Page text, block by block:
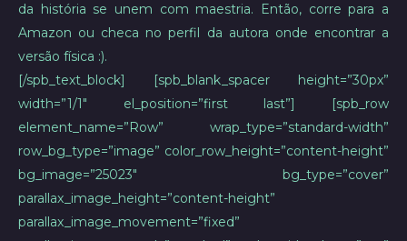
da história se unem com maestria. Então, corre para a
Amazon ou checa no perfil da autora onde encontrar a
versão física :).
[/spb_text_block] [spb_blank_spacer height=”30px”
width=”1/1″ el_position=”first last”] [spb_row
element_name=”Row” wrap_type=”standard-width”
row_bg_type=”image” color_row_height=”content-height”
bg_image=”25023″ bg_type=”cover”
parallax_image_height=”content-height”
parallax_image_movement=”fixed”